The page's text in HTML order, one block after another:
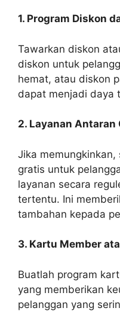
1. Program Diskon
Tawarkan diskon
diskon untuk
hemat, atau diskon
dapat menjadi daya
2. Layanan Antaran
Jika
gratis untuk
layanan secara
tertentu. Ini
tambahan kepada
3. Kartu Member
Buatlah program
yang memberikan
pelanggan yang